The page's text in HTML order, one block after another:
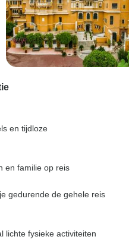
en tijdloze
en familie op reis
gedurende de gehele reis
lichte fysieke activiteiten